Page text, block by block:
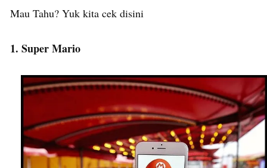
Mau Tahu? Yuk kita cek disini
1. Super Mario